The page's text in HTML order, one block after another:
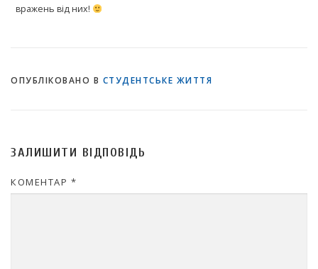
вражень від них!
ОПУБЛІКОВАНО В СТУДЕНТСЬКЕ ЖИТТЯ
ЗАЛИШИТИ ВІДПОВІДЬ
КОМЕНТАР *